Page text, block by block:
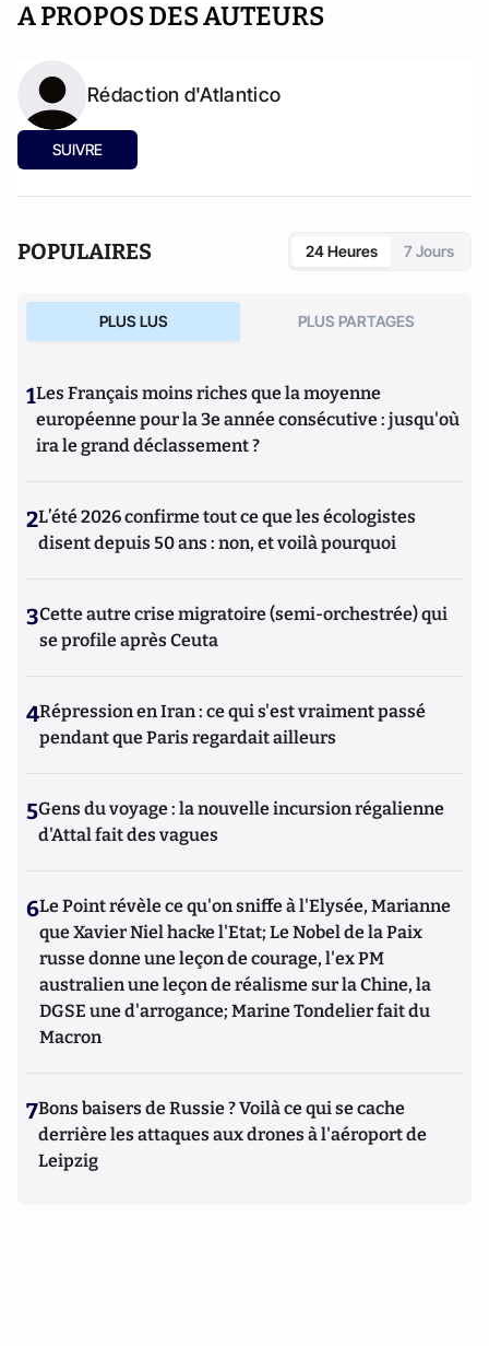
A PROPOS DES AUTEURS
Rédaction d'Atlantico
SUIVRE
POPULAIRES 24 Heures 7 Jours
PLUS LUS PLUS PARTAGES
1Les Français moins riches que la moyenne
européenne pour la 3e année consécutive : jusqu'où
ira le grand déclassement ?
2L’été 2026 confirme tout ce que les écologistes
disent depuis 50 ans : non, et voilà pourquoi
3Cette autre crise migratoire (semi-orchestrée) qui
se profile après Ceuta
4Répression en Iran : ce qui s'est vraiment passé
pendant que Paris regardait ailleurs
5Gens du voyage : la nouvelle incursion régalienne
d'Attal fait des vagues
6Le Point révèle ce qu'on sniffe à l'Elysée, Marianne
que Xavier Niel hacke l'Etat; Le Nobel de la Paix
russe donne une leçon de courage, l'ex PM
australien une leçon de réalisme sur la Chine, la
DGSE une d'arrogance; Marine Tondelier fait du
Macron
7Bons baisers de Russie ? Voilà ce qui se cache
derrière les attaques aux drones à l'aéroport de
Leipzig